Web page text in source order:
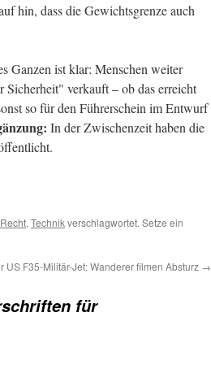
hin, dass die Gewichtsgrenze auch
Ganzen ist klar: Menschen weiter
Sicherheit" verkauft – ob das erreicht
so für den Führerschein im Entwurf
In der Zwischenzeit haben die
Recht, Technikverschlagwortet. Setze ein
US F35-Militär-Jet: Wanderer filmen Absturz →
für